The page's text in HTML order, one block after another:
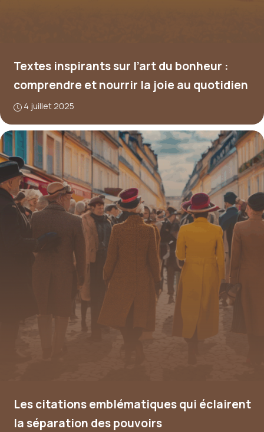
Textes inspirants sur l’art du bonheur :
comprendre et nourrir la joie au quotidien
4 juillet 2025
Les citations emblématiques qui éclairent
la séparation des pouvoirs